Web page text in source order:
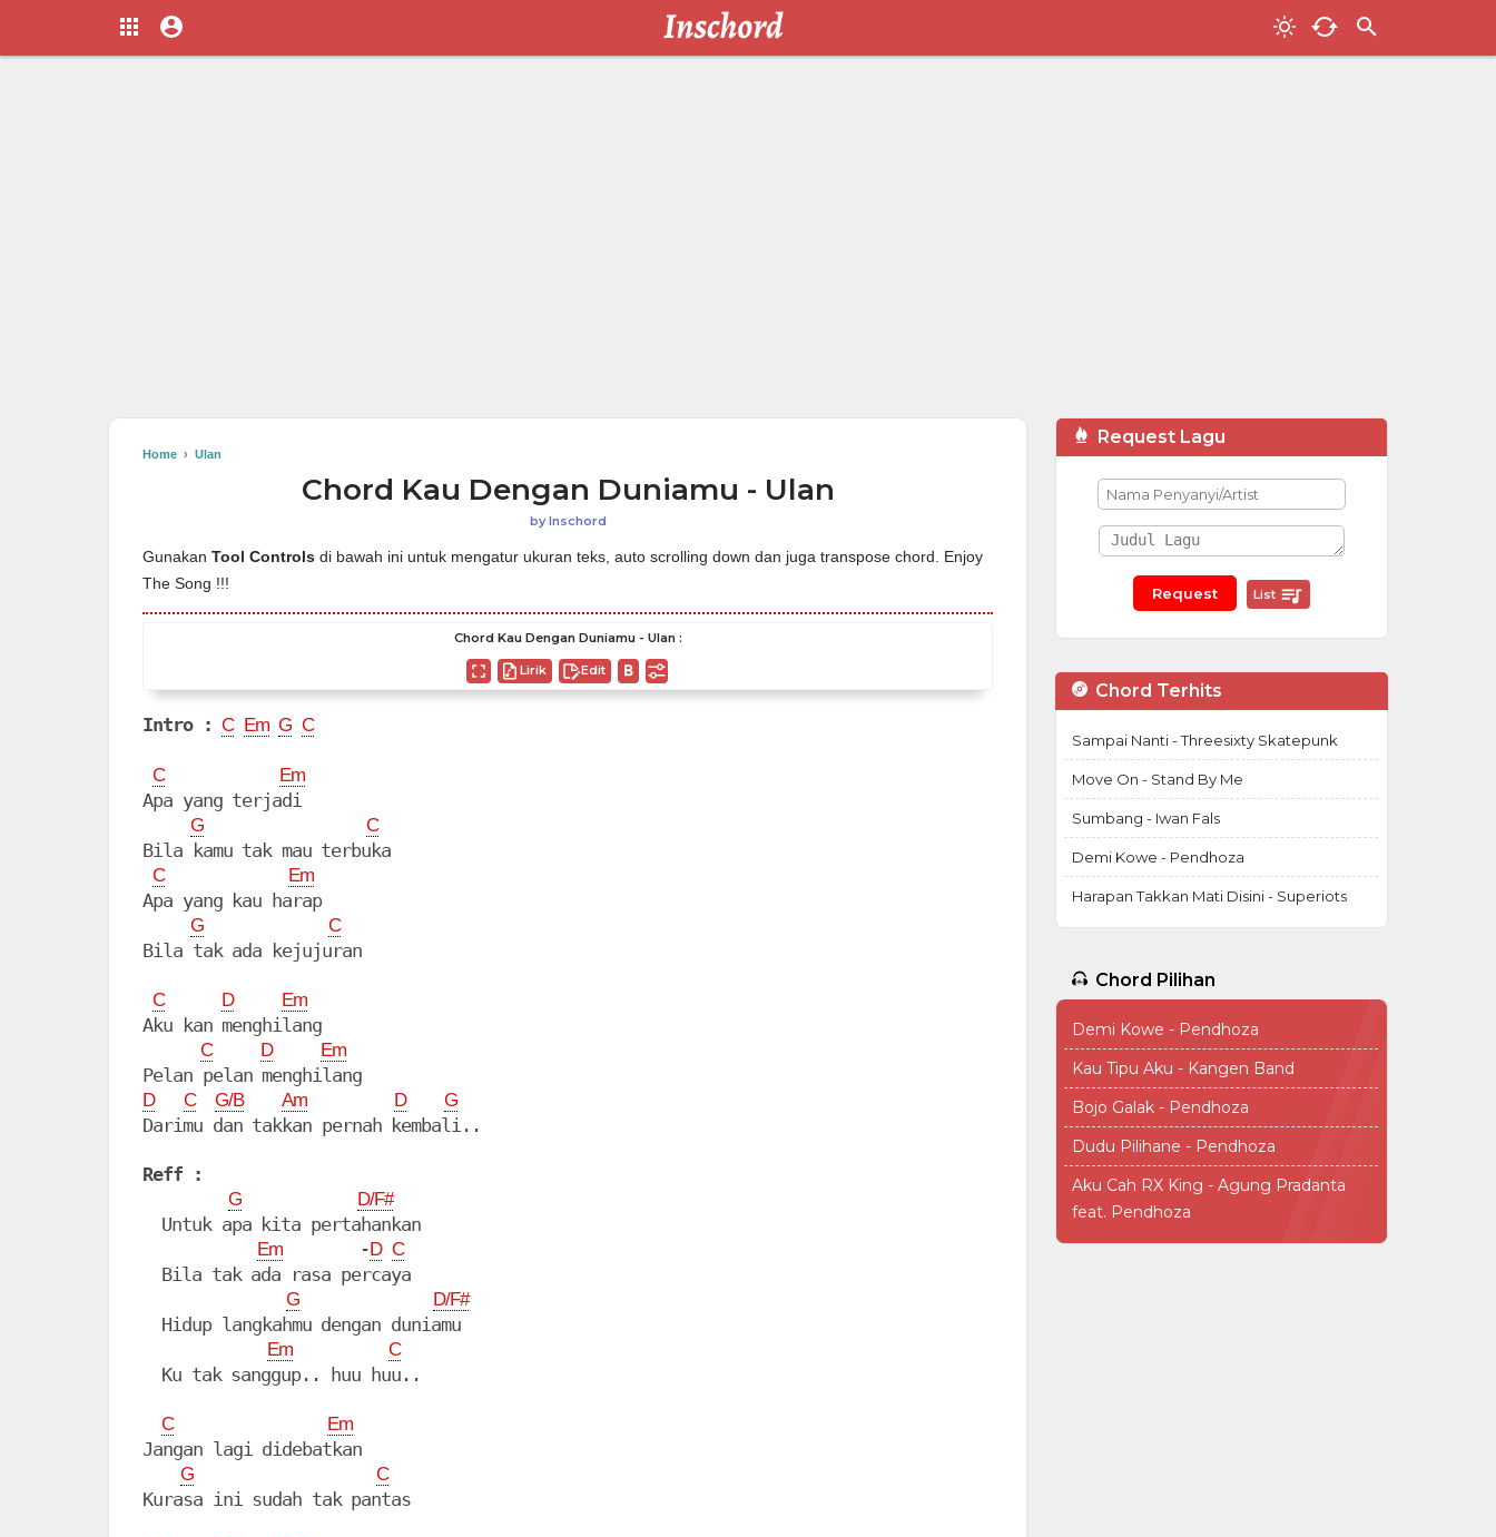
Home › Ulan
Chord Kau Dengan Duniamu - Ulan
byInschord
Gunakan Tool Controls di bawah ini untuk mengatur ukuran teks, auto scrolling down dan juga transpose chord. Enjoy
The Song !!!
Chord Kau Dengan Duniamu - Ulan :
Lirik Edit
Intro : C Em G C
C Em
Apa yang terjadi
G C
Bila kamu tak mau terbuka
C Em
Apa yang kau harap
G C
Bila tak ada kejujuran
C D Em
Aku kan menghilang
C D Em
D C G/B Am D G
Darimu dan takkan pernah kembali..
Reff :
G D/F#
  Untuk apa kita pertahankan
Em
        -
D C
  Bila tak ada rasa percaya
G D/F#
  Hidup langkahmu dengan duniamu
Em C
  Ku tak sanggup.. huu huu..
C Em
Jangan lagi didebatkan
G C
Kurasa ini sudah tak pantas
Request Lagu
List
Chord Terhits
Sampai Nanti - Threesixty Skatepunk
Move On - Stand By Me
Sumbang - Iwan Fals
Demi Kowe - Pendhoza
Harapan Takkan Mati Disini - Superiots
Chord Pilihan
Demi Kowe - Pendhoza
Kau Tipu Aku - Kangen Band
Bojo Galak - Pendhoza
Dudu Pilihane - Pendhoza
Aku Cah RX King - Agung Pradanta
feat. Pendhoza